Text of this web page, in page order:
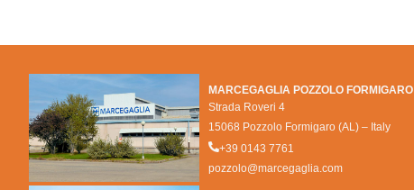
MARCEGAGLIA POZZOLO FORMIGARO
Strada Roveri 4
15068 Pozzolo Formigaro (AL) – Italy
+39 0143 7761
pozzolo@marcegaglia.com